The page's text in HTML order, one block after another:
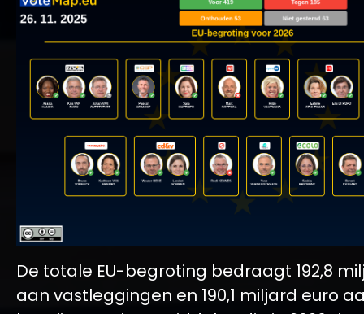
De totale EU-begroting bedraagt 192,8
aan vastleggingen en 190,1 miljard euro